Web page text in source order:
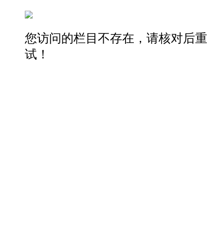
您访问的栏目不存在，请核对后重
试！